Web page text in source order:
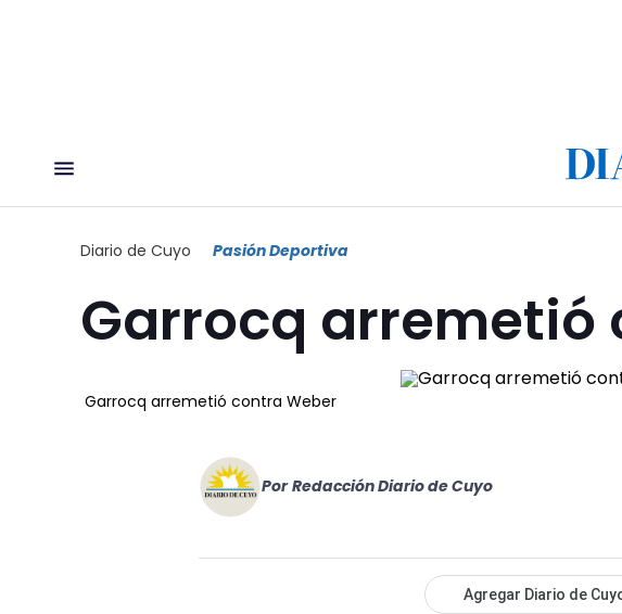
Diario de Cuyo Pasión Deportiva
Garrocq arremetió
Garrocq arremetió contra Weber
Por Redacción Diario de Cuyo
Agregar Diario de